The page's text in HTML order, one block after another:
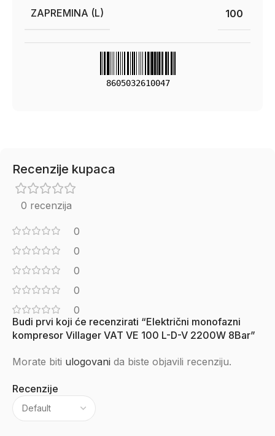
ZAPREMINA (L) 100
8605032610047
Recenzije kupaca
0 recenzija
0
0
0
0
0
Recenzije
Budi prvi koji će recenzirati “Električni monofazni
kompresor Villager VAT VE 100 L-D-V 2200W 8Bar”
Morate biti ulogovani da biste objavili recenziju.